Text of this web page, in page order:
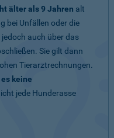
älter als 9 Jahren alt
bei Unfällen oder die
auch über das
Sie gilt dann
Tierarztrechnungen.
keine
jede Hunderasse